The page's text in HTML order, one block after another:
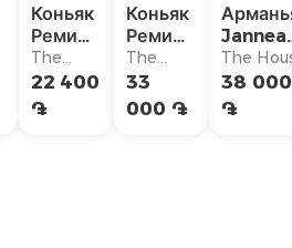
Коньяк
Реми
Мартан
VSOP
The
House
22 400
֏
Коньяк
Реми
Мартан
1738
Акорд
The
House
33
000 ֏
XO
The
38 000
֏